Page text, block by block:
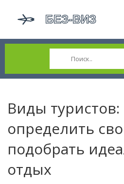
Виды туристов:
определить
подобрать
отдых